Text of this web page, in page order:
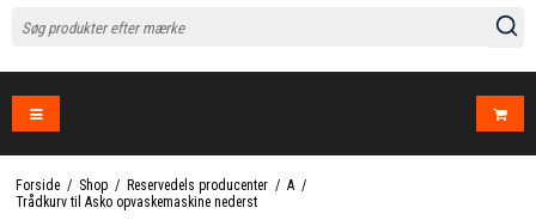
Forside / Shop / Reservedels producenter / A /
Trådkurv til Asko opvaskemaskine nederst